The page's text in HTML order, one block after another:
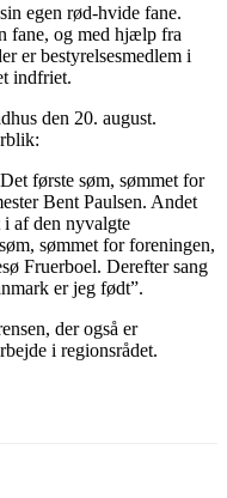
egen rød-hvide fane.
fane, og med hjælp fra
er bestyrelsesmedlem i
indfriet.
den 20. august.
første søm, sømmet for
Bent Paulsen. Andet
af den nyvalgte
sømmet for foreningen,
Fruerboel. Derefter sang
er jeg født”.
der også er
i regionsrådet.